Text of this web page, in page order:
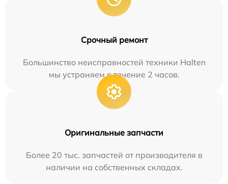
Срочный ремонт
Большинство неисправностей техники Halten
мы устраняем в течение 2 часов.
Оригинальные запчасти
Более 20 тыс. запчастей от производителя в
наличии на собственных складах.